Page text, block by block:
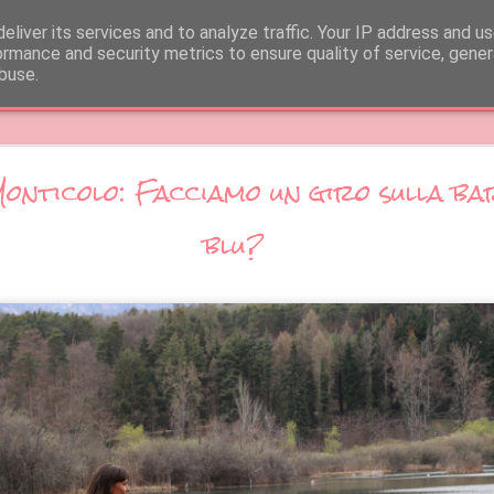
Facciamo un giro sulla
blu?
its services and to analyze traffic. Your IP address and
and security metrics to ensure quality of service,
image consultant FOR COLLABRATION:
Vieni, ti porto a Procida !